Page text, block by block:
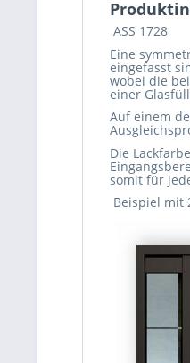
ASS 1728
Eine
eingefasst
wobei die
einer
Auf einem
Die
somit für
Beispiel mit